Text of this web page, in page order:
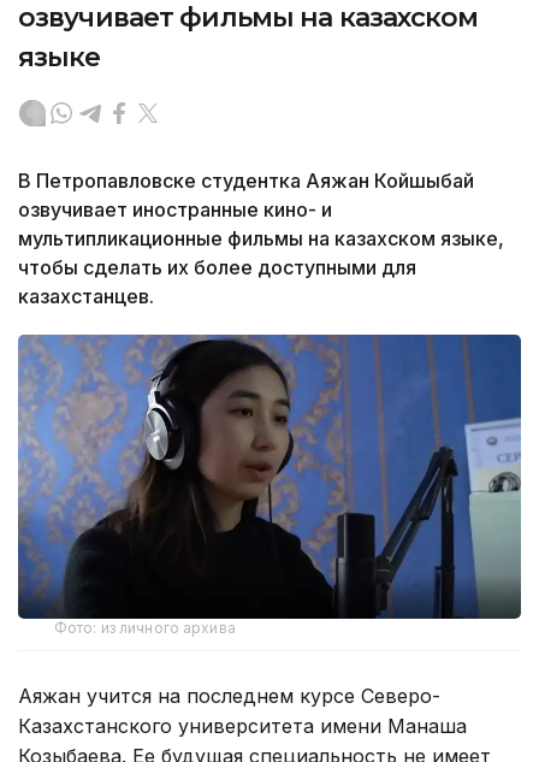
озвучивает фильмы на казахском
языке
В Петропавловске студентка Аяжан Койшыбай
озвучивает иностранные кино- и
мультипликационные фильмы на казахском языке,
чтобы сделать их более доступными для
казахстанцев.
Фото: из личного архива
Аяжан учится на последнем курсе Северо-
Казахстанского университета имени Манаша
Козыбаева. Ее будущая специальность не имеет